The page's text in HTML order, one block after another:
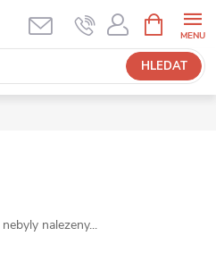
HLEDAT
NÁKUPNÍ
KOŠÍK
nebyly nalezeny...